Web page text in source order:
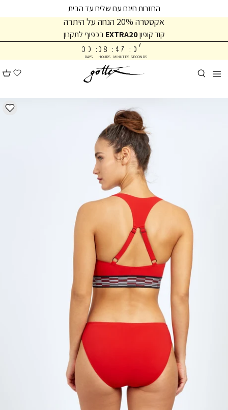
קריאה
לתפריט
העמוד
החזרות חינם עם שליח עד הבית
אקסטרה 20% הנחה על היתרה
0
0
DAYS
: 8
0
HOURS
: 7
4
MINUTES
:
7
8
0
0
SECONDS
קוד קופוןEXTRA20 בכפוף לתקנון